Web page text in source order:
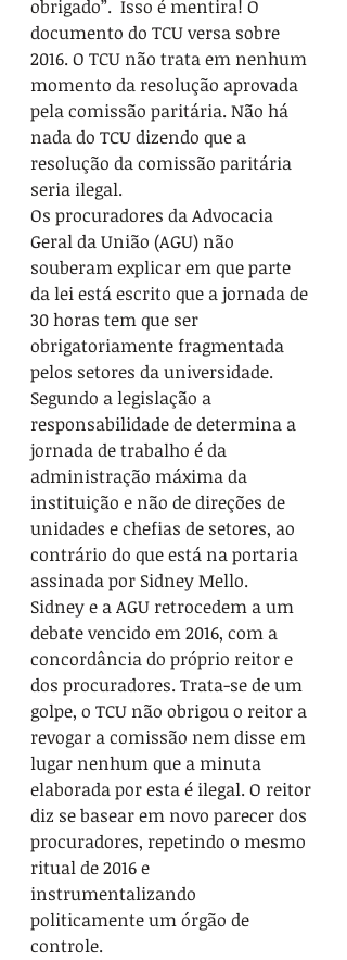
obrigado”.  Isso é mentira! O
documento do TCU versa sobre
2016. O TCU não trata em nenhum
momento da resolução aprovada
pela comissão paritária. Não há
nada do TCU dizendo que a
resolução da comissão paritária
seria ilegal.
Os procuradores da Advocacia
Geral da União (AGU) não
souberam explicar em que parte
da lei está escrito que a jornada de
30 horas tem que ser
obrigatoriamente fragmentada
pelos setores da universidade.
Segundo a legislação a
responsabilidade de determina a
jornada de trabalho é da
administração máxima da
instituição e não de direções de
unidades e chefias de setores, ao
contrário do que está na portaria
assinada por Sidney Mello.
Sidney e a AGU retrocedem a um
debate vencido em 2016, com a
concordância do próprio reitor e
dos procuradores. Trata-se de um
golpe, o TCU não obrigou o reitor a
revogar a comissão nem disse em
lugar nenhum que a minuta
elaborada por esta é ilegal. O reitor
diz se basear em novo parecer dos
procuradores, repetindo o mesmo
ritual de 2016 e
instrumentalizando
politicamente um órgão de
controle.